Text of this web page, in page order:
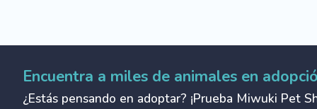
Encuentra a miles de animales en
¿Estás pensando en adoptar? ¡Prueba Miwuki Pet